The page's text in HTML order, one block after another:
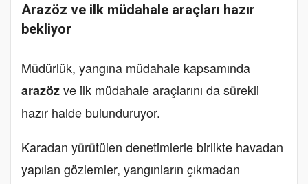
Arazöz ve ilk müdahale araçları hazır
bekliyor
Müdürlük, yangına müdahale kapsamında
arazözve ilk müdahale araçlarını da sürekli
hazır halde bulunduruyor.
Karadan yürütülen denetimlerle birlikte havadan
yapılan gözlemler, yangınların çıkmadan